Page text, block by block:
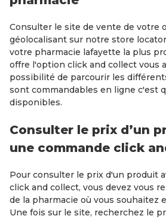
Consulter le site de vente de votre
géolocalisant sur notre store
votre pharmacie lafayette la plus
offre l'option click and collect vous
possibilité de parcourir les
sont commandables en ligne c'est
disponibles.
Consulter le prix d’un
une commande click
Pour consulter le prix d'un produit
click and collect, vous devez vous
de la pharmacie où vous souhaitez
Une fois sur le site, recherchez le